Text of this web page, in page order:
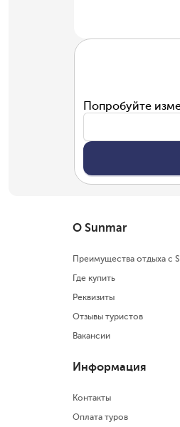
Попробуйте
О Sunmar
Преимущества отдыха с
Где купить
Реквизиты
Отзывы туристов
Вакансии
Информация
Контакты
Оплата туров